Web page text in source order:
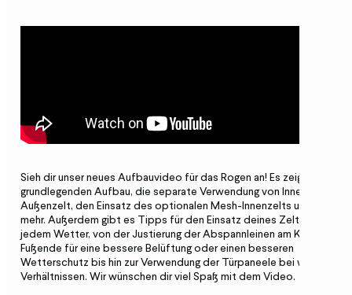
Sieh dir unser neues Aufbauvideo für das Rogen an! Es zeigt den
grundlegenden Aufbau, die separate Verwendung von Innen- und
Außenzelt, den Einsatz des optionalen Mesh-Innenzelts und vieles
mehr. Außerdem gibt es Tipps für den Einsatz deines Zelts bei
jedem Wetter, von der Justierung der Abspannleinen am Kopf- und
Fußende für eine bessere Belüftung oder einen besseren
Wetterschutz bis hin zur Verwendung der Türpaneele bei windigen
Verhältnissen. Wir wünschen dir viel Spaß mit dem Video.